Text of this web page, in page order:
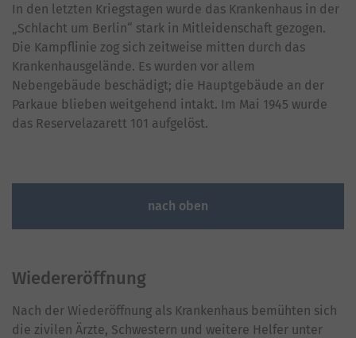
In den letzten Kriegstagen wurde das Krankenhaus in der
„Schlacht um Berlin“ stark in Mitleidenschaft gezogen.
Die Kampflinie zog sich zeitweise mitten durch das
Krankenhausgelände. Es wurden vor allem
Nebengebäude beschädigt; die Hauptgebäude an der
Parkaue blieben weitgehend intakt. Im Mai 1945 wurde
das Reservelazarett 101 aufgelöst.
nach oben
Wiedereröffnung
Nach der Wiederöffnung als Krankenhaus bemühten sich
die zivilen Ärzte, Schwestern und weitere Helfer unter